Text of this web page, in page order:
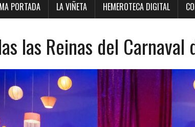
PORTADA LA VIÑETA HEMEROTECA DIGITAL
las Reinas del